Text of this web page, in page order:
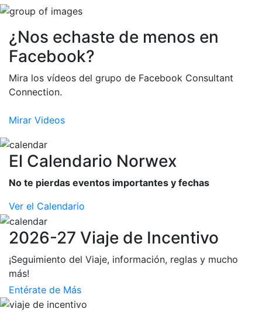
¿Nos echaste de menos en
Facebook?
Mira los vídeos del grupo de Facebook Consultant
Connection.
Mirar Videos
El Calendario Norwex
No te pierdas eventos importantes y fechas
Ver el Calendario
2026-27 Viaje de Incentivo
¡Seguimiento del Viaje, información, reglas y mucho
más!
Entérate de Más